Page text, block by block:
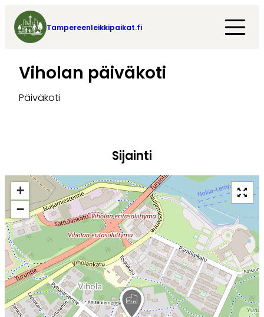
Tampereenleikkipaikat.fi
Viholan päiväkoti
Päiväkoti
Sijainti
+
−